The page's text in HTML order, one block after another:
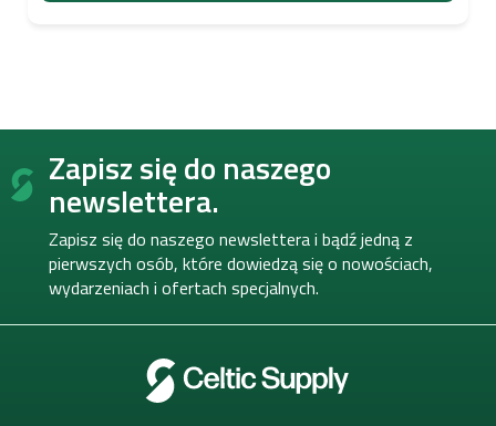
S
Zapisz się do naszego
newslettera.
Zapisz się do naszego newslettera i bądź jedną z
pierwszych osób, które dowiedzą się o nowościach,
wydarzeniach i ofertach specjalnych.